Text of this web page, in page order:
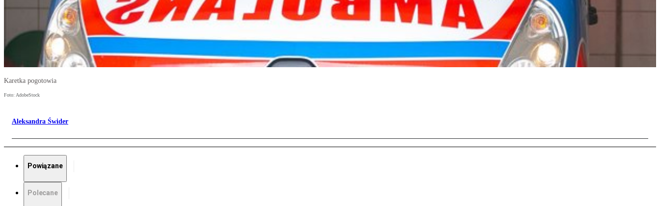
Karetka pogotowia
Foto: AdobeStock
Aleksandra Świder
Powiązane
Polecane